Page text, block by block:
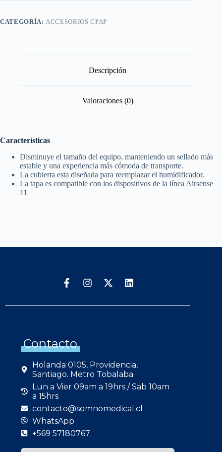
CATEGORÍA: ACCESORIOS CPAP
Descripción
Valoraciones (0)
Características
Disminuye el tamaño del equipo, manteniendo un sellado más
estable y una experiencia más cómoda de transporte.
La cubierta esta diseñada para reemplazar el humidificador.
La tapa es compatible con los dispositivos de la línea Airsense
11
Contacto
Holanda 0105, Providencia,
Santiago. Metro Tobalaba
Lun a Vier 09am a 19hrs / Sab 10am
a 15hrs
contacto@somnomedical.cl
WhatsApp
+569 57180767